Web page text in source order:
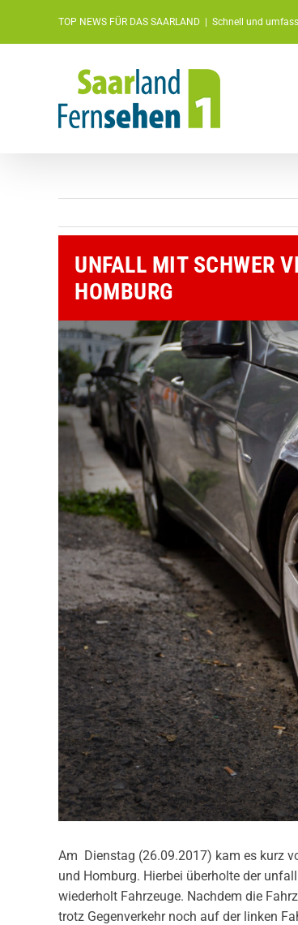
TOP NEWS FÜR DAS SAARLAND Schnell und
UNFALL MIT SCHWER
HOMBURG
Am Dienstag (26.09.2017) kam es kurz
und Homburg. Hierbei überholte der
wiederholt Fahrzeuge. Nachdem die
trotz Gegenverkehr noch auf der linken